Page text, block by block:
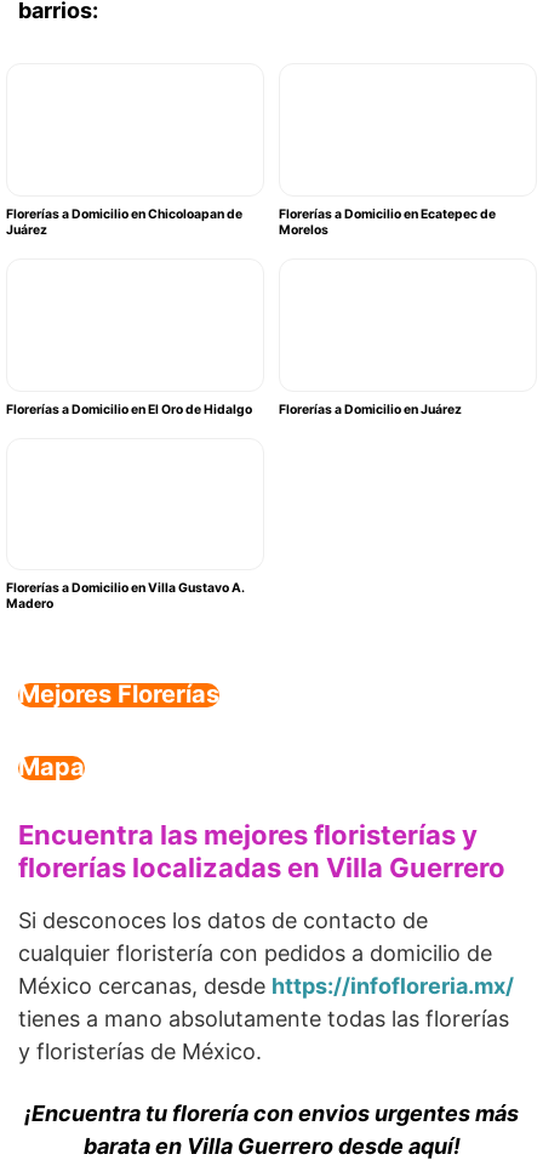
barrios:
Florerías a Domicilio en Chicoloapan de
Juárez
Florerías a Domicilio en Ecatepec de
Morelos
Florerías a Domicilio en El Oro de Hidalgo Florerías a Domicilio en Juárez
Florerías a Domicilio en Villa Gustavo A.
Madero
Mejores Florerías
Mapa
Encuentra las mejores floristerías y
florerías localizadas en Villa Guerrero
Si desconoces los datos de contacto de
cualquier floristería con pedidos a domicilio de
México cercanas, desde https://infofloreria.mx/
tienes a mano absolutamente todas las florerías
y floristerías de México.
¡Encuentra tu florería con envios urgentes más
barata en Villa Guerrero desde aquí!